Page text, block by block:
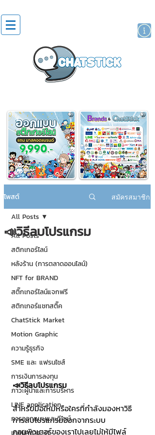
โพสต์ สมัครสมาชิก
All Posts
สติกเกอร์ไลน์
หลังร้าน (การตลาดออนไลน์)
NFT for BRAND
สติ๊กเกอร์ไลน์แจกฟรี
สติกเกอร์แชทสติ๊ค
ChatStick Market
Motion Graphic
ความรู้ธุรกิจ
SME และ แฟรนไชส์
การเงินการลงทุน
ภาวะผู้นำและการบริหาร
LINE application
การออกแบบและดีไซน์
เทคนิคสาระ IT
All Posts
📣วิธีลบโปรแกรม
📣วิธีลบโปรแกรม
สำหรับมือใหม่หรือใครที่กำลังมองหาวิธี
การลบโปรแกรมออกจากระบบ
คอมพิวเตอร์ของเราไปเลยไม่ให้มีไฟล์